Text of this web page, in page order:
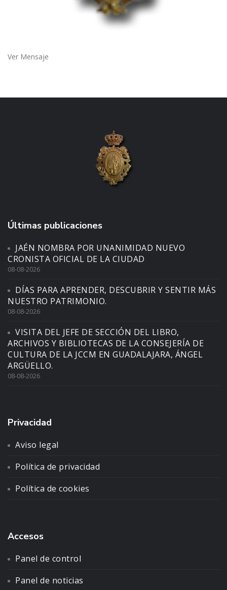
Ver Mensaje
Últimas publicaciones
JAÉN NOMBRA POR UNANIMIDAD NUEVO
CRONISTA OFICIAL DE LA CIUDAD
08-08-2026
DÍAS PARA APRENDER, DESCUBRIR Y SENTIR MÁS
NUESTRO PATRIMONIO.
08-08-2026
VISITA DEL JEFE DE SECCIÓN DEL LIBRO,
ARCHIVOS Y BIBLIOTECAS DE LA CONSEJERÍA DE
CULTURA DE LA JCCM EN GUADALAJARA, ÁNGEL
ARGÜELLO.
08-08-2026
Privacidad
Aviso legal
Política de privacidad
Política de cookies
Accesos
Panel de control
Panel de noticias